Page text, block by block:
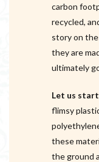
carbon
recycled,
story on
they are
ultimately
Let us
flimsy
these
the ground